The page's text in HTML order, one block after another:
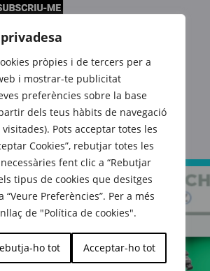
pròpies i de tercers per a
i mostrar-te publicitat
preferències sobre la base
dels teus hàbits de navegació
Pots acceptar totes les
Cookies”, rebutjar totes les
fent clic a “Rebutjar
tipus de cookies que desitges
Preferències”. Per a més
de "Política de cookies".
ho tot Acceptar-ho tot
interessar